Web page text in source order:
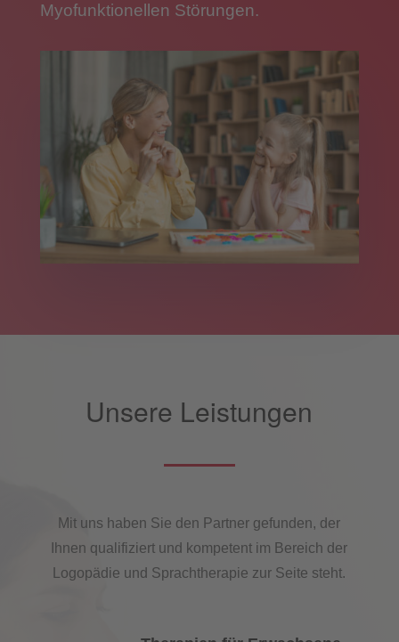
Myofunktionellen Störungen.
Unsere Leistungen
Mit uns haben Sie den Partner gefunden, der
Ihnen qualifiziert und kompetent im Bereich der
Logopädie und Sprachtherapie zur Seite steht.